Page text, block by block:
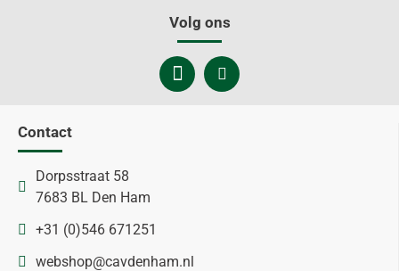
Volg ons
Contact
Dorpsstraat 58
7683 BL Den Ham
+31 (0)546 671251
webshop@cavdenham.nl